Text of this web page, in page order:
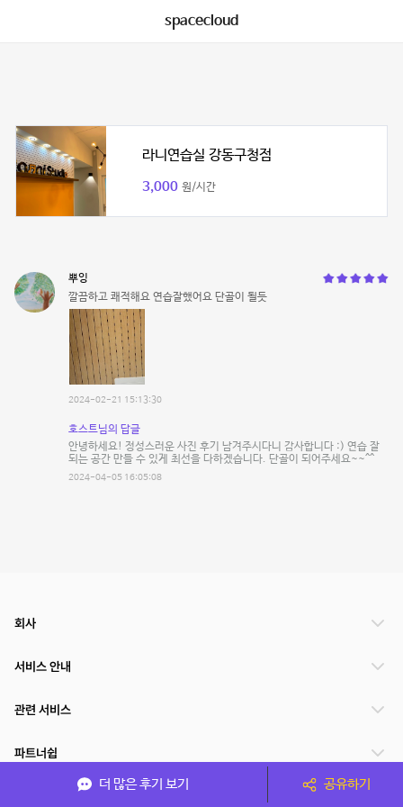
spacecloud
라니연습실 강동구청점
3,000 원/시간
뿌잉
깔끔하고 쾌적해요 연습잘했어요 단골이 될듯
2024-02-21 15:13:30
호스트님의 답글
안녕하세요! 정성스러운 사진 후기 남겨주시다니 감사합니다 :) 연습 잘
되는 공간 만들 수 있게 최선을 다하겠습니다. 단골이 되어주세요~~^^
2024-04-05 16:05:08
더 많은 후기 보기 공유하기
회사
서비스 안내
관련 서비스
파트너쉽
서비스 제공 국가